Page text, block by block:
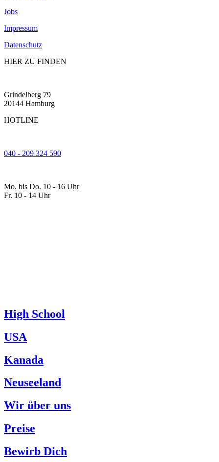
Jobs
Impressum
Datenschutz
HIER ZU FINDEN
Grindelberg 79
20144 Hamburg
HOTLINE
040 - 209 324 590
Mo. bis Do. 10 - 16 Uhr
Fr. 10 - 14 Uhr
High School
USA
Kanada
Neuseeland
Wir über uns
Preise
Bewirb Dich